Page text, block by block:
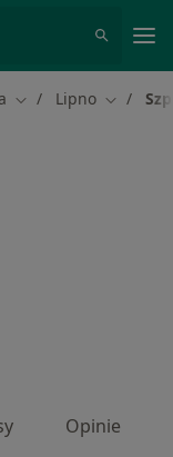
Zmień miasto
Lipno Zmień
Opinie